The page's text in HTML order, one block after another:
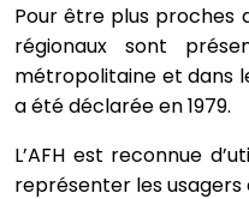
Pour être plus proches
régionaux sont
métropolitaine et dans
a été déclarée en 1979.
L’AFH est reconnue
représenter les usagers